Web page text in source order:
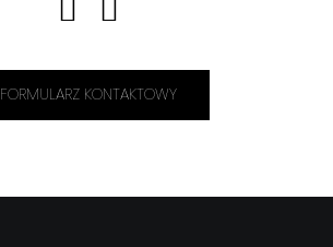
FORMULARZ KONTAKTOWY